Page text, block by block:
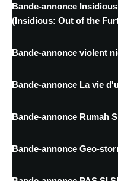
Bande-annonce
(Insidious: Out of the
Bande-annonce violent
Bande-annonce La vie
Bande-annonce Rumah
Bande-annonce Geo-